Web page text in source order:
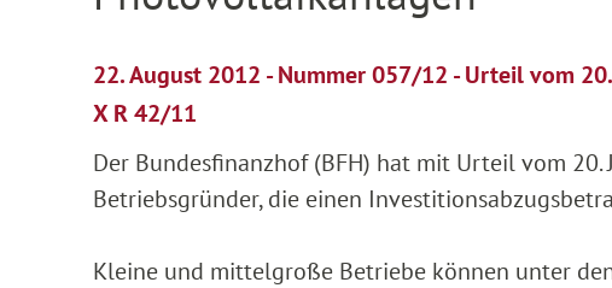
22. August 2012 - Nummer 057/12 - Urteil vom
X R 42/11
Der Bundesfinanzhof (BFH) hat mit Urteil vom
Betriebsgründer, die einen
Kleine und mittelgroße Betriebe können unter